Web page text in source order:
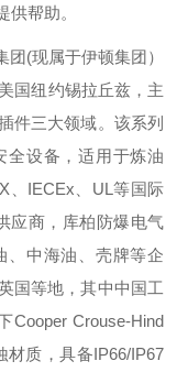
帮助。
团(现属于伊顿集团）
国纽约锡拉丘兹，主
件三大领域。该系列
全设备，适用于炼油
IECEx UL 等国际
应商，库柏防爆电气
、中海油、壳牌等企
国等地，其中中国工
Cooper Crouse-Hind
材质，具备IP66/IP67